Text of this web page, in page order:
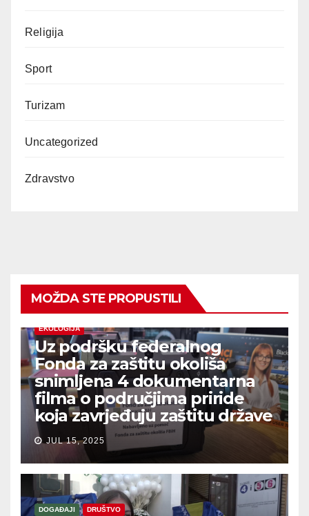
Religija
Sport
Turizam
Uncategorized
Zdravstvo
MOŽDA STE PROPUSTILI
EKOLOGIJA
Uz podršku federalnog
Fonda za zaštitu okoliša
snimljena 4 dokumentarna
filma o područjima priride
koja zavrjeđuju zaštitu države
JUL 15, 2025
DOGAĐAJI DRUŠTVO